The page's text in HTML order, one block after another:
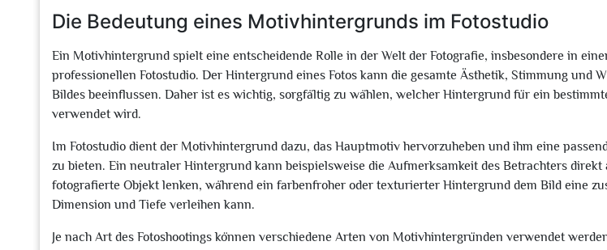
Die Bedeutung eines Motivhintergrunds im Fotostudio
Ein Motivhintergrund spielt eine entscheidende Rolle in der Welt der Fotografie, insbesondere in
professionellen Fotostudio. Der Hintergrund eines Fotos kann die gesamte Ästhetik, Stimmung und
Bildes beeinflussen. Daher ist es wichtig, sorgfältig zu wählen, welcher Hintergrund für ein
verwendet wird.
Im Fotostudio dient der Motivhintergrund dazu, das Hauptmotiv hervorzuheben und ihm eine
zu bieten. Ein neutraler Hintergrund kann beispielsweise die Aufmerksamkeit des Betrachters direkt
fotografierte Objekt lenken, während ein farbenfroher oder texturierter Hintergrund dem Bild eine
Dimension und Tiefe verleihen kann.
Je nach Art des Fotoshootings können verschiedene Arten von Motivhintergründen verwendet